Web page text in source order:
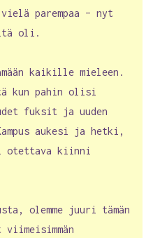
parempaa – nyt
oli.
kaikille mieleen.
kun pahin olisi
fuksit ja uuden
aukesi ja hetki,
kiinni
olemme juuri tämän